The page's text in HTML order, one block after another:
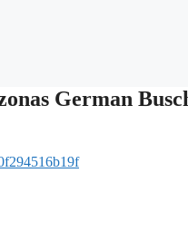
German